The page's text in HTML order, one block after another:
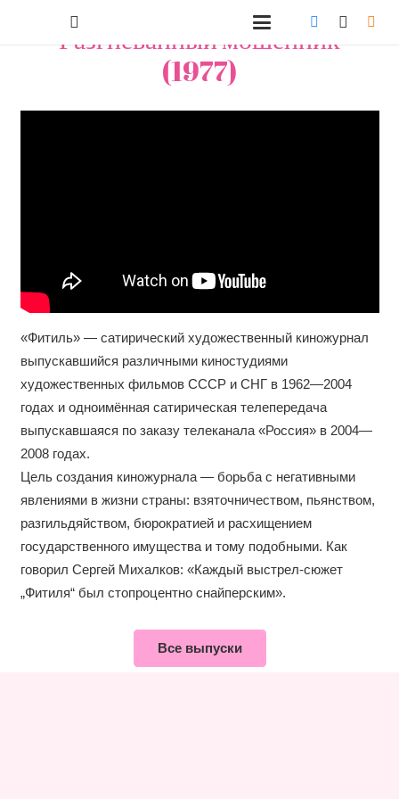
Разгневанный мошенник
(1977)
«Фитиль» — сатирический художественный киножурнал
выпускавшийся различными киностудиями
художественных фильмов СССР и СНГ в 1962—2004
годах и одноимённая сатирическая телепередача
выпускавшаяся по заказу телеканала «Россия» в 2004—
2008 годах.
Цель создания киножурнала — борьба с негативными
явлениями в жизни страны: взяточничеством, пьянством,
разгильдяйством, бюрократией и расхищением
государственного имущества и тому подобными. Как
говорил Сергей Михалков: «Каждый выстрел-сюжет
„Фитиля“ был стопроцентно снайперским».
Все выпуски